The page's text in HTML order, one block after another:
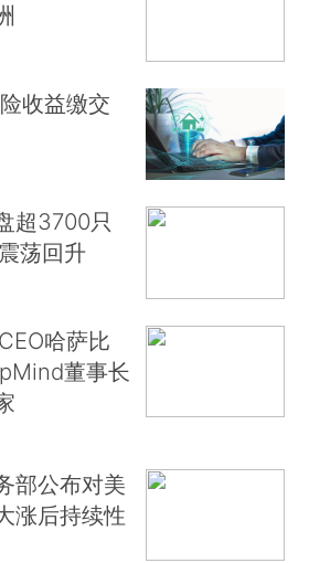
收益缴交
超3700只
荡回升
哈萨比
董事长
部公布对美
涨后持续性